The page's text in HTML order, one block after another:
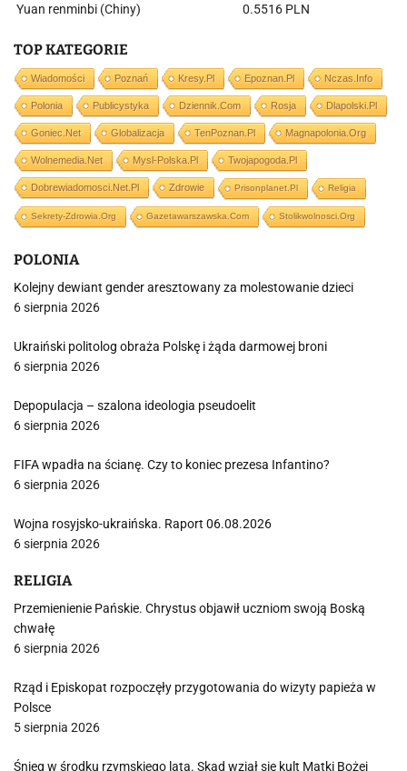
Yuan renminbi (Chiny)
0.5516 PLN
TOP KATEGORIE
Wiadomości Poznań Kresy.pl Epoznan.pl Nczas.info
Polonia Publicystyka Dziennik.com Rosja Dlapolski.pl
Goniec.net Globalizacja TenPoznan.pl Magnapolonia.org
Wolnemedia.net Mysl-Polska.pl Twojapogoda.pl
Dobrewiadomosci.net.pl Zdrowie Prisonplanet.pl Religia
Sekrety-Zdrowia.org Gazetawarszawska.com Stolikwolnosci.org
POLONIA
Kolejny dewiant gender aresztowany za molestowanie dzieci
6 sierpnia 2026
Ukraiński politolog obraża Polskę i żąda darmowej broni
6 sierpnia 2026
Depopulacja – szalona ideologia pseudoelit
6 sierpnia 2026
FIFA wpadła na ścianę. Czy to koniec prezesa Infantino?
6 sierpnia 2026
Wojna rosyjsko-ukraińska. Raport 06.08.2026
6 sierpnia 2026
RELIGIA
Przemienienie Pańskie. Chrystus objawił uczniom swoją Boską
chwałę
6 sierpnia 2026
Rząd i Episkopat rozpoczęły przygotowania do wizyty papieża w
Polsce
5 sierpnia 2026
Śnieg w środku rzymskiego lata. Skąd wziął się kult Matki Bożej